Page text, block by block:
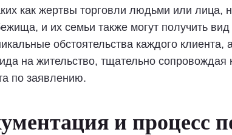
как жертвы торговли людьми или
и их семьи также могут получить вид
обстоятельства каждого клиента,
на жительство, тщательно
по заявлению.
и процесс